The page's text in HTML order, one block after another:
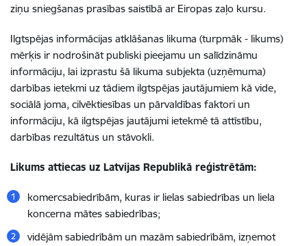
ziņu sniegšanas prasības saistībā ar Eiropas zaļo kursu.
Ilgtspējas informācijas atklāšanas likuma (turpmāk - likums)
mērķis ir nodrošināt publiski pieejamu un salīdzināmu
informāciju, lai izprastu šā likuma subjekta (uzņēmuma)
darbības ietekmi uz tādiem ilgtspējas jautājumiem kā vide,
sociālā joma, cilvēktiesības un pārvaldības faktori un
informāciju, kā ilgtspējas jautājumi ietekmē tā attīstību,
darbības rezultātus un stāvokli.
Likums attiecas uz Latvijas Republikā reģistrētām:
komercsabiedrībām, kuras ir lielas sabiedrības un liela
koncerna mātes sabiedrības;
vidējām sabiedrībām un mazām sabiedrībām, izņemot